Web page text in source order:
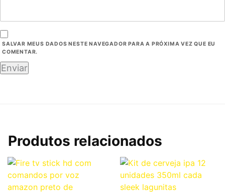
SALVAR MEUS DADOS NESTE NAVEGADOR PARA A PRÓXIMA VEZ QUE EU
COMENTAR.
Produtos relacionados